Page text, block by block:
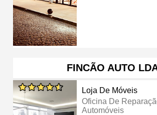
FINCÃO AUTO
Loja De Móveis
Oficina De
Automóveis